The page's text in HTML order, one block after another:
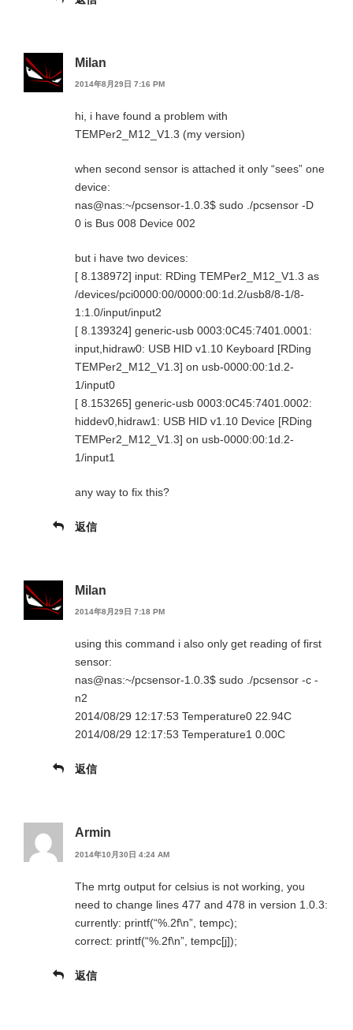
Milan
2014年8月29日 7:16 PM
hi, i have found a problem with
TEMPer2_M12_V1.3 (my version)
when second sensor is attached it only “sees” one
device:
nas@nas:~/pcsensor-1.0.3$ sudo ./pcsensor -D
0 is Bus 008 Device 002
but i have two devices:
[ 8.138972] input: RDing TEMPer2_M12_V1.3 as
/devices/pci0000:00/0000:00:1d.2/usb8/8-1/8-
1:1.0/input/input2
[ 8.139324] generic-usb 0003:0C45:7401.0001:
input,hidraw0: USB HID v1.10 Keyboard [RDing
TEMPer2_M12_V1.3] on usb-0000:00:1d.2-
1/input0
[ 8.153265] generic-usb 0003:0C45:7401.0002:
hiddev0,hidraw1: USB HID v1.10 Device [RDing
TEMPer2_M12_V1.3] on usb-0000:00:1d.2-
1/input1
any way to fix this?
返信
Milan
2014年8月29日 7:18 PM
using this command i also only get reading of first
sensor:
nas@nas:~/pcsensor-1.0.3$ sudo ./pcsensor -c -
n2
2014/08/29 12:17:53 Temperature0 22.94C
2014/08/29 12:17:53 Temperature1 0.00C
返信
Armin
2014年10月30日 4:24 AM
The mrtg output for celsius is not working, you
need to change lines 477 and 478 in version 1.0.3:
currently: printf(“%.2f\n”, tempc);
correct: printf(“%.2f\n”, tempc[j]);
返信